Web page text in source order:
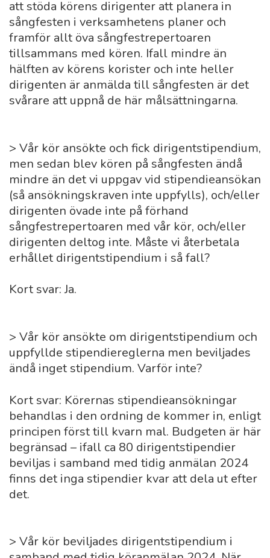
att stöda körens dirigenter att planera in
sångfesten i verksamhetens planer och
framför allt öva sångfestrepertoaren
tillsammans med kören. Ifall mindre än
hälften av körens korister och inte heller
dirigenten är anmälda till sångfesten är det
svårare att uppnå de här målsättningarna.
> Vår kör ansökte och fick dirigentstipendium,
men sedan blev kören på sångfesten ändå
mindre än det vi uppgav vid stipendieansökan
(så ansökningskraven inte uppfylls), och/eller
dirigenten övade inte på förhand
sångfestrepertoaren med vår kör, och/eller
dirigenten deltog inte. Måste vi återbetala
erhållet dirigentstipendium i så fall?
Kort svar: Ja.
> Vår kör ansökte om dirigentstipendium och
uppfyllde stipendiereglerna men beviljades
ändå inget stipendium. Varför inte?
Kort svar: Körernas stipendieansökningar
behandlas i den ordning de kommer in, enligt
principen först till kvarn mal. Budgeten är här
begränsad – ifall ca 80 dirigentstipendier
beviljas i samband med tidig anmälan 2024
finns det inga stipendier kvar att dela ut efter
det.
> Vår kör beviljades dirigentstipendium i